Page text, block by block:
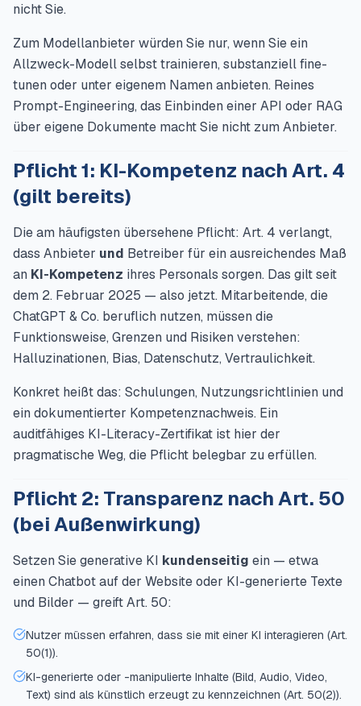
nicht Sie.
Zum Modellanbieter würden Sie nur, wenn Sie ein
Allzweck-Modell selbst trainieren, substanziell fine-
tunen oder unter eigenem Namen anbieten. Reines
Prompt-Engineering, das Einbinden einer API oder RAG
über eigene Dokumente macht Sie nicht zum Anbieter.
Pflicht 1: KI-Kompetenz nach Art. 4
(gilt bereits)
Die am häufigsten übersehene Pflicht: Art. 4 verlangt,
dass Anbieter und Betreiber für ein ausreichendes Maß
an KI-Kompetenz ihres Personals sorgen. Das gilt seit
dem 2. Februar 2025 — also jetzt. Mitarbeitende, die
ChatGPT & Co. beruflich nutzen, müssen die
Funktionsweise, Grenzen und Risiken verstehen:
Halluzinationen, Bias, Datenschutz, Vertraulichkeit.
Konkret heißt das: Schulungen, Nutzungsrichtlinien und
ein dokumentierter Kompetenznachweis. Ein
auditfähiges KI-Literacy-Zertifikat ist hier der
pragmatische Weg, die Pflicht belegbar zu erfüllen.
Pflicht 2: Transparenz nach Art. 50
(bei Außenwirkung)
Setzen Sie generative KI kundenseitig ein — etwa
einen Chatbot auf der Website oder KI-generierte Texte
und Bilder — greift Art. 50:
Nutzer müssen erfahren, dass sie mit einer KI interagieren (Art.
50(1)).
KI-generierte oder -manipulierte Inhalte (Bild, Audio, Video,
Text) sind als künstlich erzeugt zu kennzeichnen (Art. 50(2)).